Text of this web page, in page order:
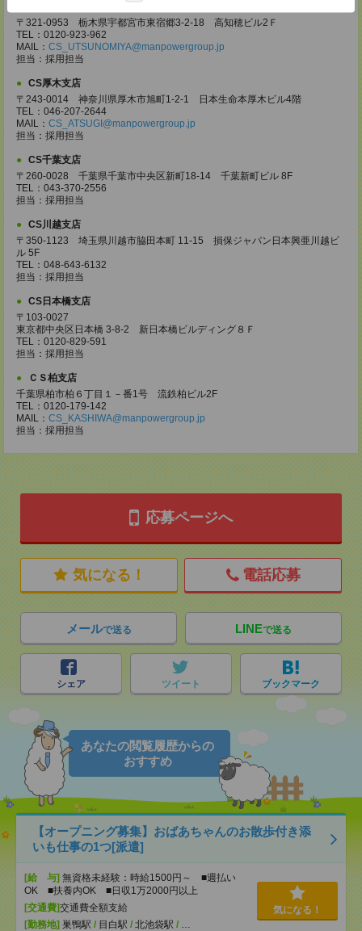
〒321-0953 栃木県宇都宮市東宿郷3-2-18 高知穂ビル2Ｆ
TEL：0120-923-962
MAIL： CS_UTSUNOMIYA@manpowergroup.jp
担当：採用担当
CS厚木支店
〒243-0014 神奈川県厚木市旭町1-2-1 日本生命本厚木ビル4階
TEL：046-207-2644
MAIL： CS_ATSUGI@manpowergroup.jp
担当：採用担当
CS千葉支店
〒260-0028 千葉県千葉市中央区新町18-14 千葉新町ビル 8F
TEL：043-370-2556
担当：採用担当
CS川越支店
〒350-1123 埼玉県川越市脇田本町 11-15 損保ジャパン日本興亜川越ビ
ル 5F
TEL：048-643-6132
担当：採用担当
CS日本橋支店
〒103-0027
東京都中央区日本橋 3-8-2 新日本橋ビルディング８Ｆ
TEL：0120-829-591
担当：採用担当
ＣＳ柏支店
千葉県柏市柏６丁目１－番1号 流鉄柏ビル2F
TEL：0120-179-142
MAIL： CS_KASHIWA@manpowergroup.jp
担当：採用担当
応募ページへ
気になる！ 電話応募
メールで送る LINEで送る
シェア ツイート ブックマーク
あなたの閲覧履歴からの
おすすめ
【オープニング募集】おばあちゃんのお散歩付き添
いも仕事の1つ[派遣]
[給 与] 無資格未経験：時給1500円～ ■週払い
OK ■扶養内OK ■日収1万2000円以上
[交通費]交通費全額支給
[勤務地] 巣鴨駅 / 目白駅 / 北池袋駅 / …
気になる！